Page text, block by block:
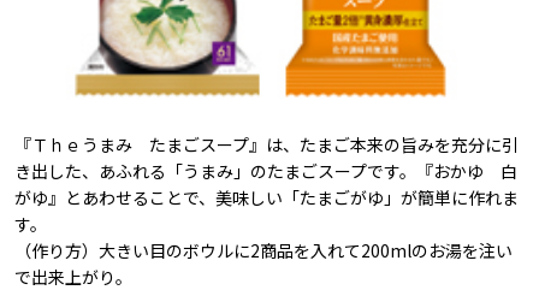
『Ｔｈｅうまみ たまごスープ』は、たまご本来の旨みを充分に引
き出した、あふれる「うまみ」のたまごスープです。『おかゆ 白
がゆ』とあわせることで、美味しい「たまごがゆ」が簡単に作れま
す。
（作り方）大きい目のボウルに2商品を入れて200mlのお湯を注い
で出来上がり。